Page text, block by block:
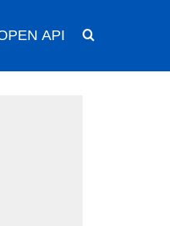
API